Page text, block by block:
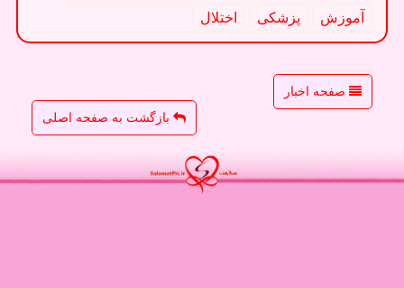
آموزش
پزشكی اختلال
صفحه اخبار
بازگشت به صفحه اصلی